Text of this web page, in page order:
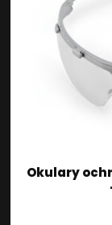
Okulary